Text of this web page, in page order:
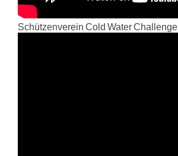
Schützenverein Cold Water Challenge